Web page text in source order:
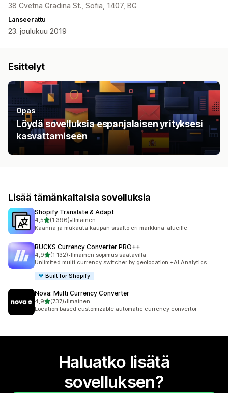
38 Cvetna Gradina St., Sofia, 1407, BG
Lanseerattu
23. joulukuu 2019
Esittelyt
Opas
Löydä sovelluksia espanjalaisen yrityksesi
kasvattamiseen
Lisää tämänkaltaisia sovelluksia
Shopify Translate & Adapt
4,5/ 5 tähteä
(1 396)
1396 arvostelua yhteensä
•Ilmainen
Käännä ja mukauta kaupan sisältö eri markkina-alueille
BUCKS Currency Converter PRO++
4,9/ 5 tähteä
(1 132)
1132 arvostelua yhteensä
•Ilmainen sopimus saatavilla
Unlimited multi currency switcher by geolocation +AI Analytics
Built for Shopify
Nova: Multi Currency Converter
4,9/ 5 tähteä
(737)
737 arvostelua yhteensä
•Ilmainen
Location based customizable automatic currency convertor
Haluatko lisätä
sovelluksen?